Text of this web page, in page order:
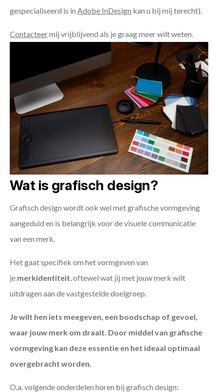
gespecialiseerd is in Adobe InDesign kan u bij mij terecht).
Contacteermij vrijblijvend als je graag meer wilt weten.
Wat is grafisch design?
Grafisch design wordt ook wel met grafische vormgeving
aangeduid en is belangrijk voor de visuele communicatie
van een merk.
Het gaat specifiek om het vormgeven van
je merkidentiteit , oftewel wat jij met jouw merk wilt
uitdragen aan de vastgestelde doelgroep.
Je wilt hen iets meegeven, een boodschap of gevoel,
waar jouw merk om draait. Door middel van grafische
vormgeving kan deze essentie en het ideaal optimaal
overgebracht worden.
O.a. volgende onderdelen horen bij grafisch design: